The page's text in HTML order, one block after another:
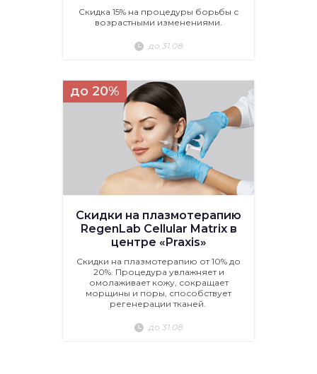
Скидка 15% на процедуры борьбы с
возрастными изменениями.
до 31.08
до 20%
Скидки на плазмотерапию
RegenLab Cellular Matrix в
центре «Praxis»
Скидки на плазмотерапию от 10% до
20%. Процедура увлажняет и
омолаживает кожу, сокращает
морщины и поры, способствует
регенерации тканей.
до 31.08